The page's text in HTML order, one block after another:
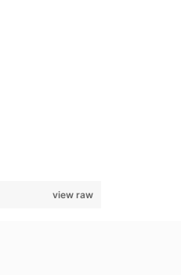
view raw